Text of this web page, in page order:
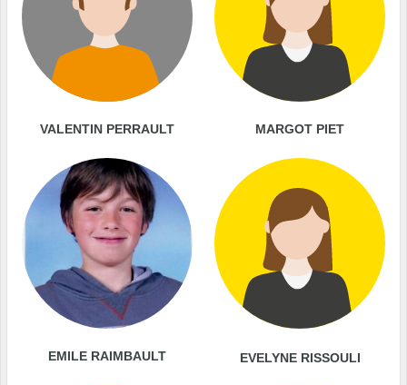
VALENTIN PERRAULT MARGOT PIET
EMILE RAIMBAULT EVELYNE RISSOULI